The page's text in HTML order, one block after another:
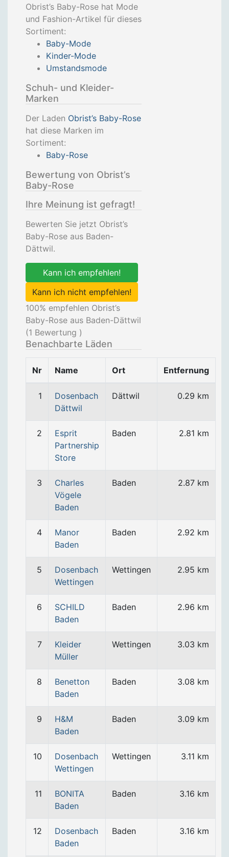
Obrist’s Baby-Rose hat Mode
und Fashion-Artikel für dieses
Sortiment:
Baby-Mode
Kinder-Mode
Umstandsmode
Schuh- und Kleider-
Marken
Der Laden Obrist’s Baby-Rose
hat diese Marken im
Sortiment:
Baby-Rose
Bewertung von Obrist’s
Baby-Rose
Ihre Meinung ist gefragt!
Bewerten Sie jetzt Obrist’s
Baby-Rose aus Baden-
Dättwil.
Kann ich empfehlen!
Kann ich nicht empfehlen!
100% empfehlen Obrist’s
Baby-Rose aus Baden-Dättwil
(1 Bewertung )
Benachbarte Läden
Nr Name Ort Entfernung
1
Dosenbach
Dättwil
Dättwil 0.29 km
2
Esprit
Partnership
Store
Baden 2.81 km
3
Charles
Vögele
Baden
Baden 2.87 km
4
Manor
Baden
Baden 2.92 km
5
Dosenbach
Wettingen
Wettingen 2.95 km
6
SCHILD
Baden
Baden 2.96 km
7
Kleider
Müller
Wettingen 3.03 km
8
Benetton
Baden
Baden 3.08 km
9
H&M
Baden
Baden 3.09 km
10
Dosenbach
Wettingen
Wettingen 3.11 km
11
BONITA
Baden
Baden 3.16 km
12
Dosenbach
Baden
Baden 3.16 km